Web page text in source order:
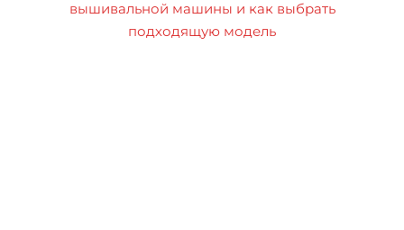
вышивальной машины и как выбрать
подходящую модель